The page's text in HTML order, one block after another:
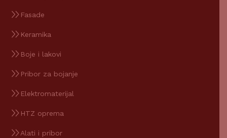
Fasade
Keramika
Boje i lakovi
Pribor za bojanje
Elektromaterijal
HTZ oprema
Alati i pribor